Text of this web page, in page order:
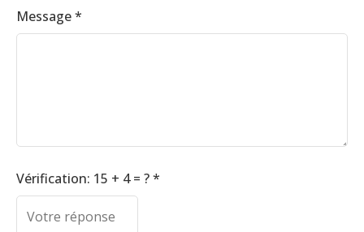
Message *
Vérification: 15 + 4 = ? *